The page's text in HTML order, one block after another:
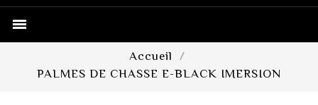

Accueil
PALMES DE CHASSE E-BLACK IMERSION